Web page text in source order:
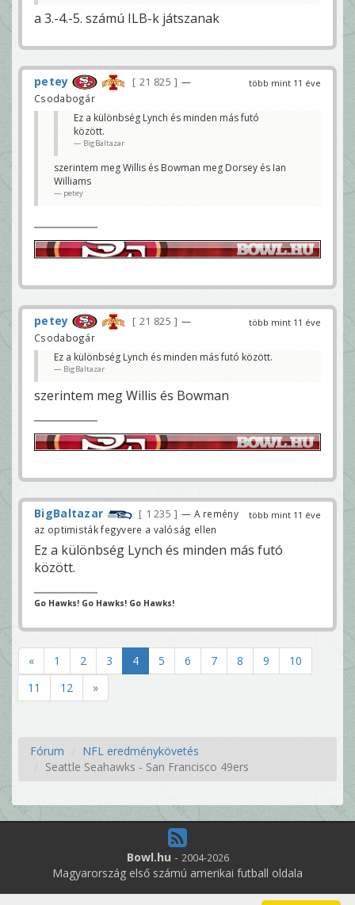
a 3.-4.-5. számú ILB-k játszanak
több mint 11 éve
petey 21 825
—
Csodabogár
Ez a különbség Lynch és minden más futó
között.
BigBaltazar
szerintem meg Willis és Bowman meg Dorsey és Ian
Williams
petey
több mint 11 éve
petey 21 825
—
Csodabogár
Ez a különbség Lynch és minden más futó között.
BigBaltazar
szerintem meg Willis és Bowman
több mint 11 éve
BigBaltazar 1 235
— A remény
az optimisták fegyvere a valóság ellen
Ez a különbség Lynch és minden más futó
között.
Go Hawks! Go Hawks! Go Hawks!
« 1 2 3 4 5 6 7 8 9
10
11
12 »
Fórum
NFL eredménykövetés
Seattle Seahawks - San Francisco 49ers
Bowl.hu - 2004-2026
Magyarország első számú amerikai futball oldala